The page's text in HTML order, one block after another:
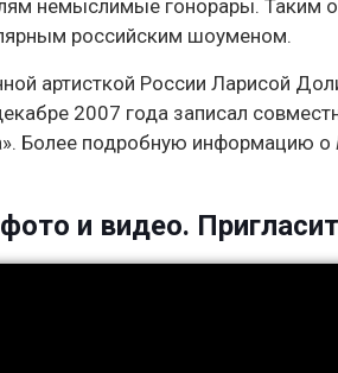
немыслимые гонорары. Таким
российским шоуменом.
артисткой России Ларисой
2007 года записал
Более подробную информацию о
и видео.